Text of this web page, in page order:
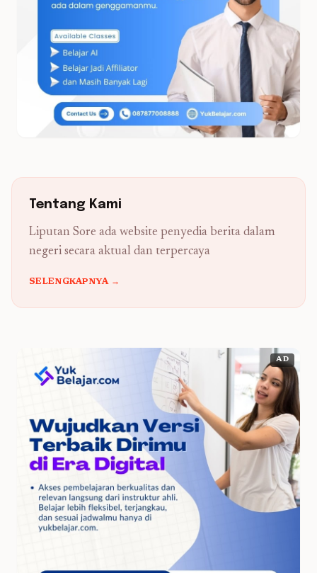
Tentang Kami
Liputan Sore ada website penyedia berita dalam
negeri secara aktual dan terpercaya
SELENGKAPNYA →
AD